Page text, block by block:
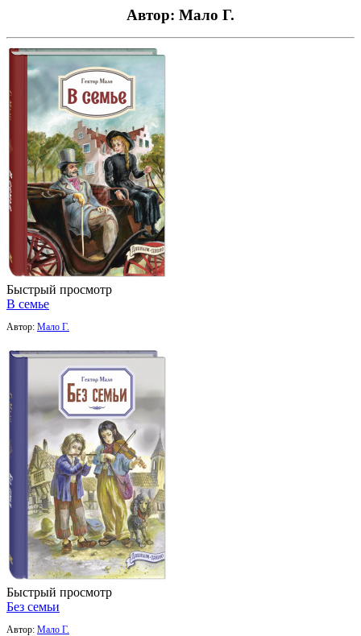
Автор: Мало Г.
Быстрый просмотр
В семье
Автор: Мало Г.
Быстрый просмотр
Без семьи
Автор: Мало Г.